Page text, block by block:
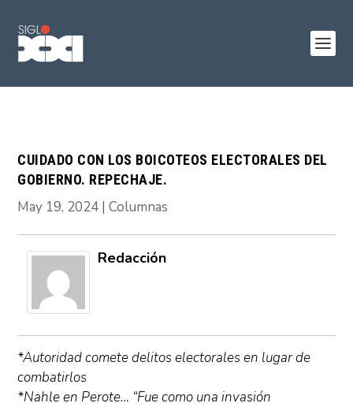
CUIDADO CON LOS BOICOTEOS ELECTORALES DEL
GOBIERNO. REPECHAJE.
May 19, 2024 |Columnas
Redacción
*Autoridad comete delitos electorales en lugar de
combatirlos
*Nahle en Perote… “Fue como una invasión